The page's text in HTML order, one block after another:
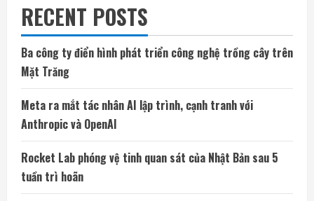
RECENT POSTS
Ba công ty điển hình phát triển công nghệ trồng cây trên
Mặt Trăng
Meta ra mắt tác nhân AI lập trình, cạnh tranh với
Anthropic và OpenAI
Rocket Lab phóng vệ tinh quan sát của Nhật Bản sau 5
tuần trì hoãn